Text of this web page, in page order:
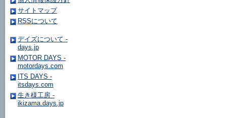
サイトマップ
RSSについて
デイズについて -
days.jp
MOTOR DAYS -
motordays.com
ITS DAYS -
itsdays.com
生き様工房 -
ikizama.days.jp